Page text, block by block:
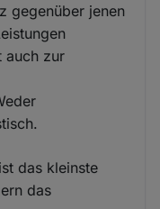
gegenüber jenen
auch zur
das kleinste
das